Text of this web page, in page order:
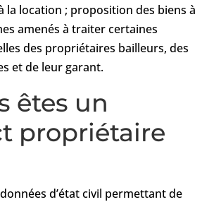
la location ; proposition des biens à
amenés à traiter certaines
des propriétaires bailleurs, des
et de leur garant.
êtes un
propriétaire
d’état civil permettant de